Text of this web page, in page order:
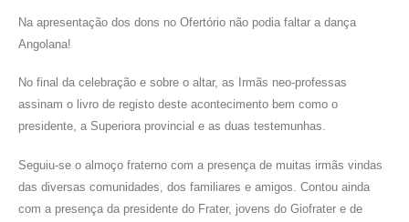
Na apresentação dos dons no Ofertório não podia faltar a dança
Angolana!
No final da celebração e sobre o altar, as Irmãs neo-professas
assinam o livro de registo deste acontecimento bem como o
presidente, a Superiora provincial e as duas testemunhas.
Seguiu-se o almoço fraterno com a presença de muitas irmãs vindas
das diversas comunidades, dos familiares e amigos. Contou ainda
com a presença da presidente do Frater, jovens do Giofrater e de